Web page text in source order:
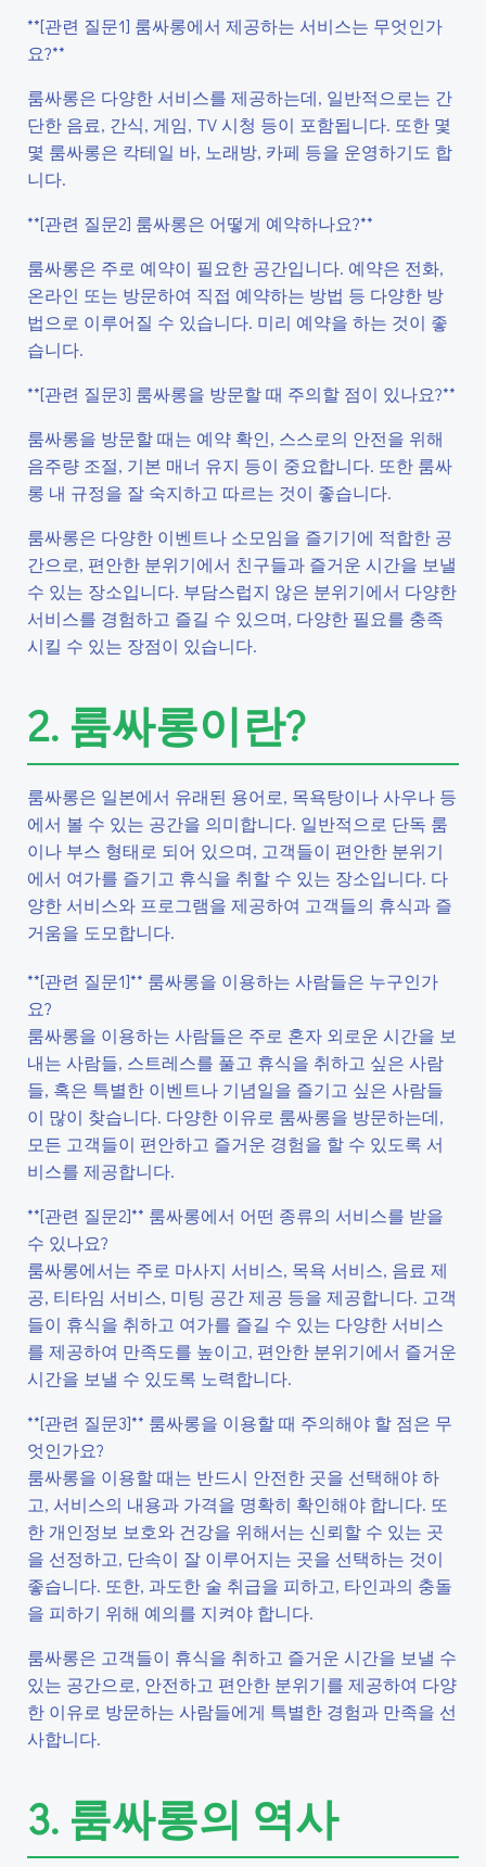
**[관련 질문1] 룸싸롱에서 제공하는 서비스는 무엇인가
요?**
룸싸롱은 다양한 서비스를 제공하는데, 일반적으로는 간
단한 음료, 간식, 게임, TV 시청 등이 포함됩니다. 또한 몇
몇 룸싸롱은 칵테일 바, 노래방, 카페 등을 운영하기도 합
니다.
**[관련 질문2] 룸싸롱은 어떻게 예약하나요?**
룸싸롱은 주로 예약이 필요한 공간입니다. 예약은 전화,
온라인 또는 방문하여 직접 예약하는 방법 등 다양한 방
법으로 이루어질 수 있습니다. 미리 예약을 하는 것이 좋
습니다.
**[관련 질문3] 룸싸롱을 방문할 때 주의할 점이 있나요?**
룸싸롱을 방문할 때는 예약 확인, 스스로의 안전을 위해
음주량 조절, 기본 매너 유지 등이 중요합니다. 또한 룸싸
롱 내 규정을 잘 숙지하고 따르는 것이 좋습니다.
룸싸롱은 다양한 이벤트나 소모임을 즐기기에 적합한 공
간으로, 편안한 분위기에서 친구들과 즐거운 시간을 보낼
수 있는 장소입니다. 부담스럽지 않은 분위기에서 다양한
서비스를 경험하고 즐길 수 있으며, 다양한 필요를 충족
시킬 수 있는 장점이 있습니다.
2. 룸싸롱이란?
룸싸롱은 일본에서 유래된 용어로, 목욕탕이나 사우나 등
에서 볼 수 있는 공간을 의미합니다. 일반적으로 단독 룸
이나 부스 형태로 되어 있으며, 고객들이 편안한 분위기
에서 여가를 즐기고 휴식을 취할 수 있는 장소입니다. 다
양한 서비스와 프로그램을 제공하여 고객들의 휴식과 즐
거움을 도모합니다.
**[관련 질문1]** 룸싸롱을 이용하는 사람들은 누구인가
요?
룸싸롱을 이용하는 사람들은 주로 혼자 외로운 시간을 보
내는 사람들, 스트레스를 풀고 휴식을 취하고 싶은 사람
들, 혹은 특별한 이벤트나 기념일을 즐기고 싶은 사람들
이 많이 찾습니다. 다양한 이유로 룸싸롱을 방문하는데,
모든 고객들이 편안하고 즐거운 경험을 할 수 있도록 서
비스를 제공합니다.
**[관련 질문2]** 룸싸롱에서 어떤 종류의 서비스를 받을
수 있나요?
룸싸롱에서는 주로 마사지 서비스, 목욕 서비스, 음료 제
공, 티타임 서비스, 미팅 공간 제공 등을 제공합니다. 고객
들이 휴식을 취하고 여가를 즐길 수 있는 다양한 서비스
를 제공하여 만족도를 높이고, 편안한 분위기에서 즐거운
시간을 보낼 수 있도록 노력합니다.
**[관련 질문3]** 룸싸롱을 이용할 때 주의해야 할 점은 무
엇인가요?
룸싸롱을 이용할 때는 반드시 안전한 곳을 선택해야 하
고, 서비스의 내용과 가격을 명확히 확인해야 합니다. 또
한 개인정보 보호와 건강을 위해서는 신뢰할 수 있는 곳
을 선정하고, 단속이 잘 이루어지는 곳을 선택하는 것이
좋습니다. 또한, 과도한 술 취급을 피하고, 타인과의 충돌
을 피하기 위해 예의를 지켜야 합니다.
룸싸롱은 고객들이 휴식을 취하고 즐거운 시간을 보낼 수
있는 공간으로, 안전하고 편안한 분위기를 제공하여 다양
한 이유로 방문하는 사람들에게 특별한 경험과 만족을 선
사합니다.
3. 룸싸롱의 역사